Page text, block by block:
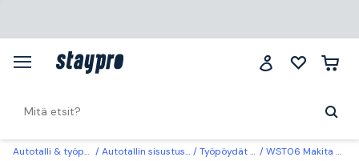
Autotalli & työpaikka Autotallin sisustus & säilytys Työpöydät & rullavaunut WST06 Makita Jiirisahajalusta 1150-2550 mm